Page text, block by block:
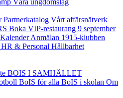
Våra ungdomslag
Partnerkatalog Vårt affärsnätverk
Boka VIP-restaurang 9 september
KalenderAnmälan 1915-klubben
HR & Personal Hållbarhet
BOIS I SAMHÄLLET
BoIS för alla BoIS i skolan Om